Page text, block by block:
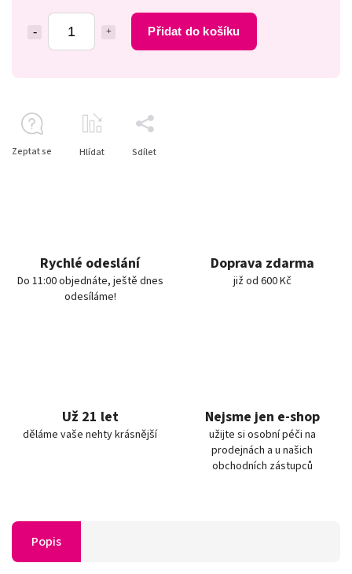
Přidat do košíku
Zeptat se Hlídat Sdílet
Rychlé odeslání
Do 11:00 objednáte, ještě dnes
odesíláme!
Doprava zdarma
již od 600 Kč
Už 21 let
děláme vaše nehty krásnější
Nejsme jen e-shop
užijte si osobní péči na
prodejnách a u našich
obchodních zástupců
Popis